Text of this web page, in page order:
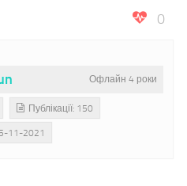
0
Офлайн 4 роки
Публікації: 150
11-2021